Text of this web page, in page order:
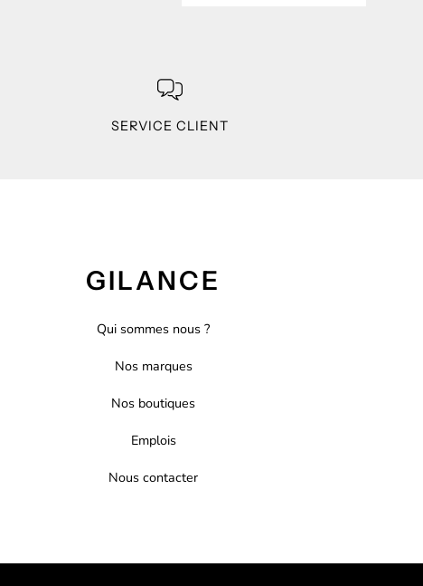
SERVICE CLIENT
GILANCE
Qui sommes nous ?
Nos marques
Nos boutiques
Emplois
Nous contacter